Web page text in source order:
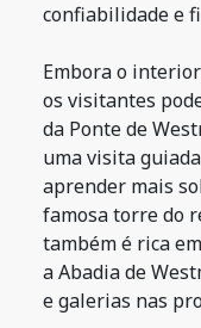
confiabilidade e
Embora o
os visitantes
da Ponte de
uma visita
aprender mais
famosa torre do
também é rica
a Abadia de
e galerias nas